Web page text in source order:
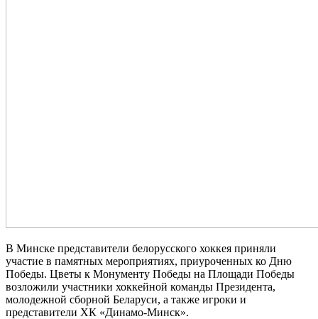
В Минске представители белорусского хоккея приняли
участие в памятных мероприятиях, приуроченных ко Дню
Победы. Цветы к Монументу Победы на Площади Победы
возложили участники хоккейной команды Президента,
молодежной сборной Беларуси, а также игроки и
представители ХК «Динамо‑Минск».